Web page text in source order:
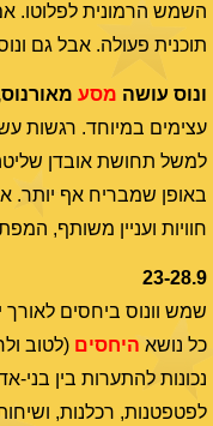
השמש הרמונית לפלוטו.
תוכנית פעולה. אבל גם
ונוס עושה מסע
עצימים במיוחד. רגשות
למשל תחושת אובדן
באופן שמבריח אף יותר.
חוויות ועניין משותף,
23-28.9
שמש וונוס ביחסים
כל נושא היחסים (לטוב
נכונות להתערות בין
לפטפטנות, רכלנות,